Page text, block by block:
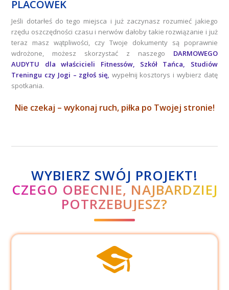
PLACÓWEK
Jeśli dotarłeś do tego miejsca i już zaczynasz rozumieć jakiego
rzędu oszczędności czasu i nerwów dałoby takie rozwiązanie i już
teraz masz wątpliwości, czy Twoje dokumenty są poprawnie
wdrożone, możesz skorzystać z naszego DARMOWEGO
AUDYTU
dla właścicieli Fitnessów, Szkół Tańca, Studiów
Treningu czy Jogi – zgłoś się, wypełnij kosztorys i wybierz datę
spotkania.
Nie czekaj – wykonaj ruch, piłka po Twojej stronie!
WYBIERZ SWÓJ PROJEKT!
CZEGO OBECNIE, NAJBARDZIEJ
POTRZEBUJESZ?